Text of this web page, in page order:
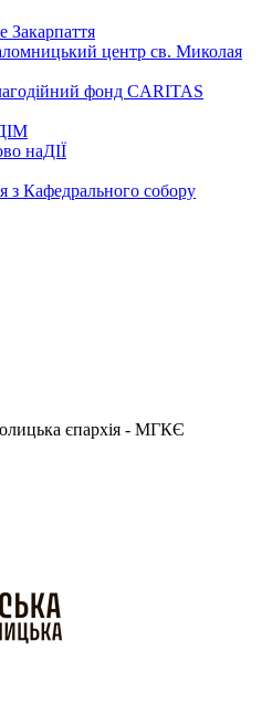
Закарпаття
центр св. Миколая
фонд CARITAS
наДІЇ
з Кафедрального собору
єпархія - МГКЄ